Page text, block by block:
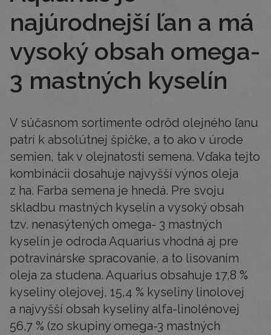
najúrodnejší ľan a má
vysoký obsah omega-
3 mastných kyselín
V súčasnom sortimente odrôd olejného ľanu
patrí k absolútnej špičke, a to ako v úrode
semien, tak v olejnatosti semena. Vďaka tejto
kombinácii dosahuje najvyšší výnos oleja
z ha. Farba semena je hnedá. Pre svoju
skladbu mastných kyselín a vysoký obsah
tzv. nenasýtených omega- 3 mastných
kyselín je odroda Aquarius vhodná aj pre
potravinárske spracovanie, a to lisovaním
oleja za studena. Aquarius obsahuje 17,8 %
kyseliny olejovej, 15,4 % kyseliny linolovej
a najvyšší obsah kyseliny alfa-linolénovej
56,7 % (zo skupiny omega-3 mastných